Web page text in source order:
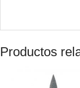
Productos